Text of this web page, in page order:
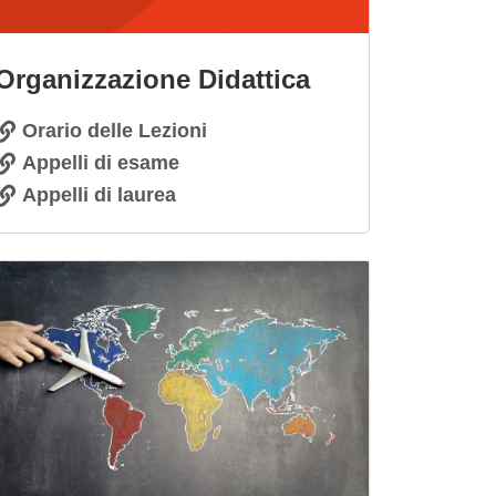
Didattica
Orario delle Lezioni
Appelli di esame
Appelli di laurea